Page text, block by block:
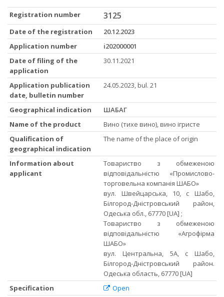
Registration number 3125
Date of the registration
20.12.2023
Application number
i202000001
Date of filing of the
application
30.11.2021
Application publication
date, bulletin number
24.05.2023, bul. 21
Geographical indication
ШАБАГ
Name of the product
Вино (тихе вино), вино ігристе
Qualification of
geographical indication
The name of the place of origin
Information about
applicant
Товариство з обмеженою
відповідальністю «Промислово-
торговельна компанія ШАБО»
вул. Швейцарська, 10, с Шабо,
Білгород-Дністровський район,
Одеська обл., 67770 [UA] ;
Товариство з обмеженою
відповідальністю «Агрофірма
ШАБО»
вул. Центральна, 5А, с Шабо,
Білгород-Дністровський район.
Одеська область, 67770 [UA]
Specification
Open